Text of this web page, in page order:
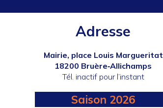
Adresse
Mairie, place Louis Margueritat
18200 Bruère‐Allichamps
Tél. inactif pour l’instant
Saison 2026